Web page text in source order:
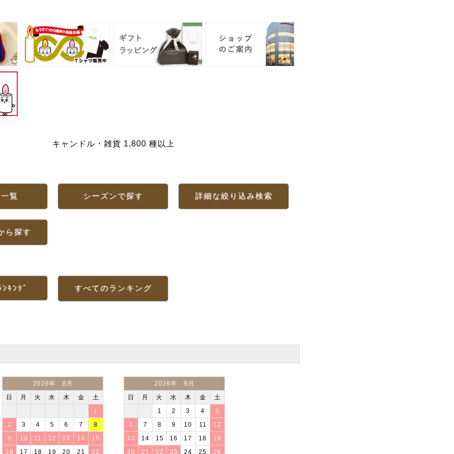
キャンドル・雑貨 1,800 種以上
覧 シーズンで探す 詳細な絞り込み検索
ら探す
ｷﾝｸﾞ すべてのランキング
2026年 8月
日 月 火 水 木 金 土
1
2 3 4 5 6 7 8
9 10 11 12 13 14 15
16 17 18 19 20 21 22
2026年 9月
日 月 火 水 木 金 土
1 2 3 4 5
6 7 8 9 10 11 12
13 14 15 16 17 18 19
20 21 22 23 24 25 26